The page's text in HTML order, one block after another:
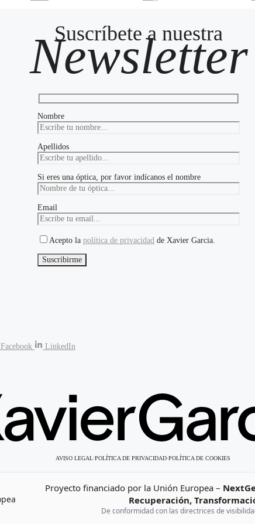
Suscríbete a nuestra
Newsletter
Nombre
Apellidos
Si eres una óptica, por favor indícanos el nombre
Email
Acepto la política de privacidad de Xavier Garcia.
Facebook LinkedIn
AVISO LEGAL·POLÍTICA DE PRIVACIDAD·POLÍTICA DE COOKIES
Proyecto financiado por la Unión Europea –
Recuperación,
De conformidad con las directrices de